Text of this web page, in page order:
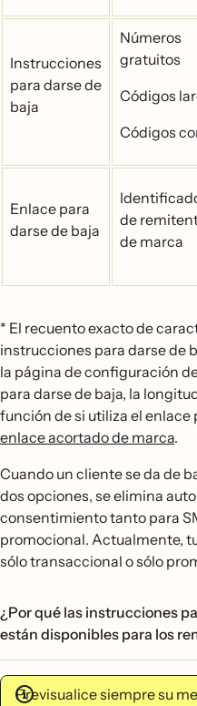
Instrucciones
para darse de
baja
Números
gratuitos
Códigos
Códigos
Enlace para
darse de baja
de
de marca
* El recuento exacto de
instrucciones para darse de
la página de configuración
para darse de baja, la
función de si utiliza el
enlace acortado de marca.
Cuando un cliente se da de
dos opciones, se elimina
consentimiento tanto para
promocional. Actualmente,
sólo transaccional o sólo
¿Por qué las instrucciones
están disponibles para los
Previsualice siempre su